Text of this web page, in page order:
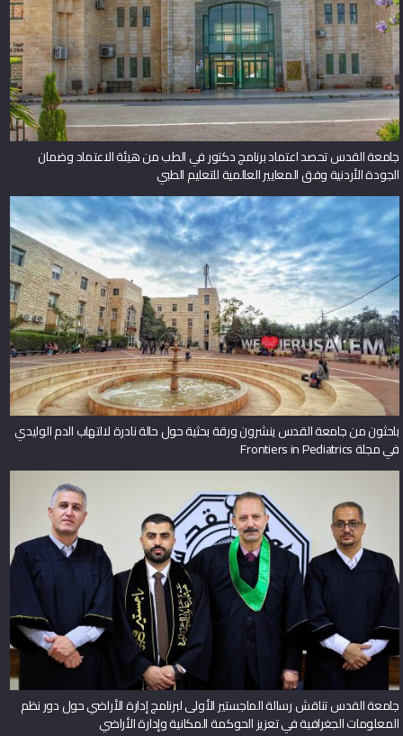
جامعة القدس تحصد اعتماد برنامج دكتور في الطب من هيئة الاعتماد وضمان
الجودة الأردنية وفق المعايير العالمية للتعليم الطبي
باحثون من جامعة القدس ينشرون ورقة بحثية حول حالة نادرة لالتهاب الدم الوليدي
في مجلة Frontiers in Pediatrics
جامعة القدس تناقش رسالة الماجستير الأولى لبرنامج إدارة الأراضي حول دور نظم
المعلومات الجغرافية في تعزيز الحوكمة المكانية وإدارة الأراضي